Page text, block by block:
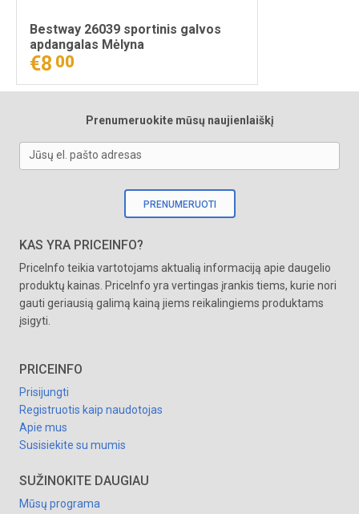
Bestway 26039 sportinis galvos
apdangalas Mėlyna
€8 00
Prenumeruokite mūsų naujienlaiškį
Jūsų el. pašto adresas
PRENUMERUOTI
KAS YRA PRICEINFO?
PriceInfo teikia vartotojams aktualią informaciją apie daugelio
produktų kainas. PriceInfo yra vertingas įrankis tiems, kurie nori
gauti geriausią galimą kainą jiems reikalingiems produktams
įsigyti.
PRICEINFO
Prisijungti
Registruotis kaip naudotojas
Apie mus
Susisiekite su mumis
SUŽINOKITE DAUGIAU
Mūsų programa